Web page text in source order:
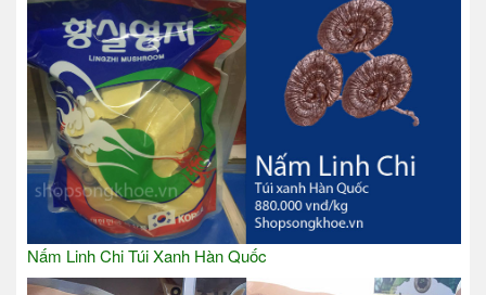
Nấm Linh Chi Túi Xanh Hàn Quốc